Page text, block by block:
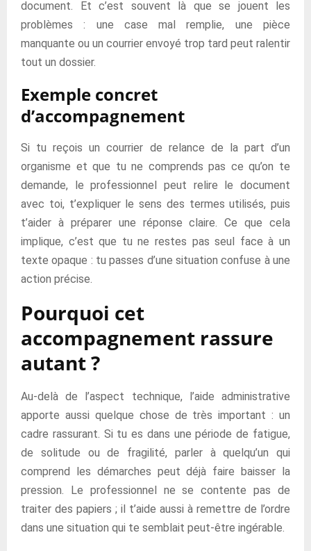
document. Et c’est souvent là que se jouent les
problèmes : une case mal remplie, une pièce
manquante ou un courrier envoyé trop tard peut ralentir
tout un dossier.
Exemple concret
d’accompagnement
Si tu reçois un courrier de relance de la part d’un
organisme et que tu ne comprends pas ce qu’on te
demande, le professionnel peut relire le document
avec toi, t’expliquer le sens des termes utilisés, puis
t’aider à préparer une réponse claire. Ce que cela
implique, c’est que tu ne restes pas seul face à un
texte opaque : tu passes d’une situation confuse à une
action précise.
Pourquoi cet
accompagnement rassure
autant ?
Au-delà de l’aspect technique, l’aide administrative
apporte aussi quelque chose de très important : un
cadre rassurant. Si tu es dans une période de fatigue,
de solitude ou de fragilité, parler à quelqu’un qui
comprend les démarches peut déjà faire baisser la
pression. Le professionnel ne se contente pas de
traiter des papiers ; il t’aide aussi à remettre de l’ordre
dans une situation qui te semblait peut-être ingérable.